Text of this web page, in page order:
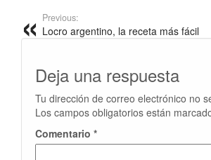
Previous:
Locro argentino, la receta más fácil
Deja una respuesta
Tu dirección de correo electrónico no
Los campos obligatorios están
Comentario *